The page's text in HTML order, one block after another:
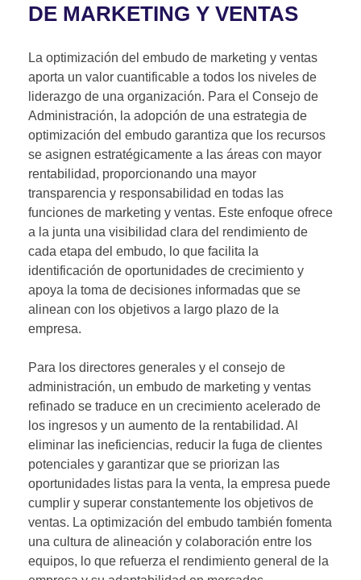
DE MARKETING Y VENTAS
La optimización del embudo de marketing y ventas
aporta un valor cuantificable a todos los niveles de
liderazgo de una organización. Para el Consejo de
Administración, la adopción de una estrategia de
optimización del embudo garantiza que los recursos
se asignen estratégicamente a las áreas con mayor
rentabilidad, proporcionando una mayor
transparencia y responsabilidad en todas las
funciones de marketing y ventas. Este enfoque ofrece
a la junta una visibilidad clara del rendimiento de
cada etapa del embudo, lo que facilita la
identificación de oportunidades de crecimiento y
apoya la toma de decisiones informadas que se
alinean con los objetivos a largo plazo de la
empresa.
Para los directores generales y el consejo de
administración, un embudo de marketing y ventas
refinado se traduce en un crecimiento acelerado de
los ingresos y un aumento de la rentabilidad. Al
eliminar las ineficiencias, reducir la fuga de clientes
potenciales y garantizar que se priorizan las
oportunidades listas para la venta, la empresa puede
cumplir y superar constantemente los objetivos de
ventas. La optimización del embudo también fomenta
una cultura de alineación y colaboración entre los
equipos, lo que refuerza el rendimiento general de la